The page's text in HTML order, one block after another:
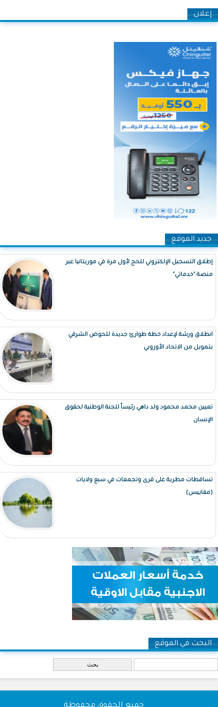
إعلان
جديد الموقع
إطلاق التسجيل الإلكتروني للحج لأول مرة في موريتانيا عبر
منصة "خدماتي"
انطلاق ورشة لإعداد خطة طوارئ جديدة للحوض الشرقي
بتمويل من الاتحاد الأوروبي
تعيين محمد محمود ولد داهي رئيساً للجنة الوطنية لحقوق
الإنسان
تساقطات مطرية على قرى وتجمعات في سبع ولايات
(مقاييس)
البحث في الموقع